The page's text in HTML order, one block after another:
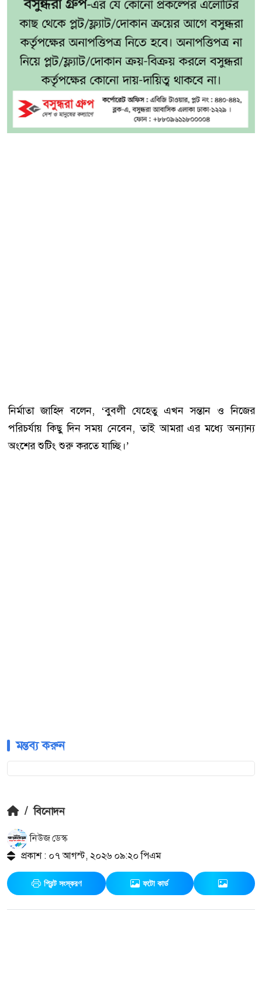
নির্মাতা জাহিদ বলেন, ‘বুবলী যেহেতু এখন সন্তান ও নিজের
পরিচর্যায় কিছু দিন সময় নেবেন, তাই আমরা এর মধ্যে অন্যান্য
অংশের শুটিং শুরু করতে যাচ্ছি।’
মন্তব্য করুন
/ বিনোদন
নিউজ ডেস্ক
প্রকাশ : ০৭ আগস্ট, ২০২৬ ০৯:২০ পিএম
প্রিন্ট সংস্করণ ফটো কার্ড